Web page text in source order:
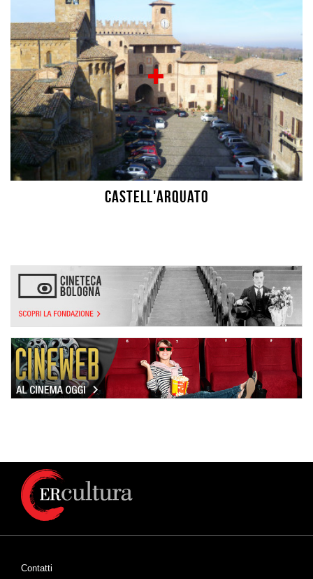
Castell'Arquato
Contatti